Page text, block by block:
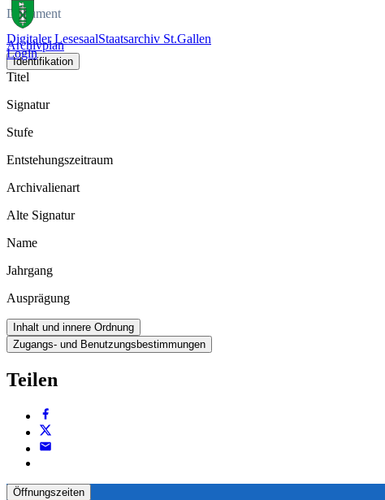
Digitaler LesesaalStaatsarchiv St.Gallen
Login
Dokument
Archivplan
Identifikation
Titel
Signatur
Stufe
Entstehungszeitraum
Archivalienart
Alte Signatur
Name
Jahrgang
Ausprägung
Inhalt und innere Ordnung
Zugangs- und Benutzungsbestimmungen
Teilen
Öffnungszeiten